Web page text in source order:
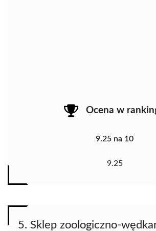
Ocena w
9.25 na 10
9.25
5. Sklep zoologiczno-